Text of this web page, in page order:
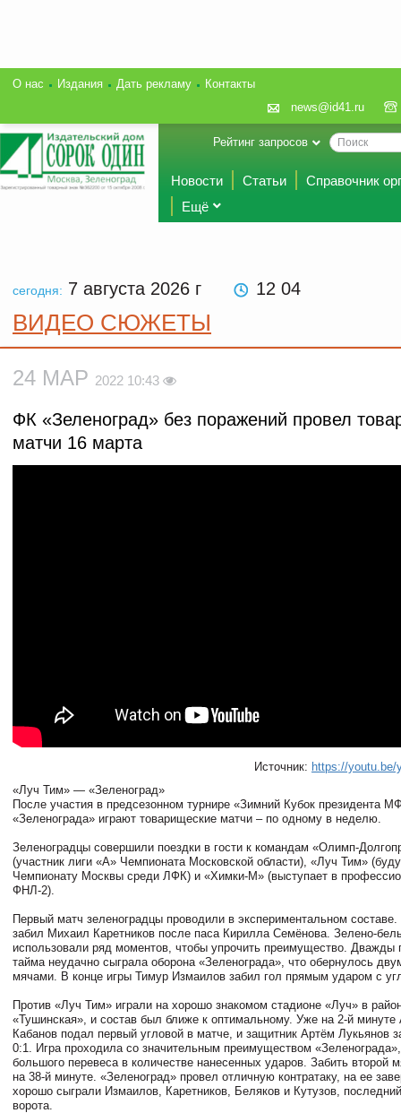
О нас Издания Дать рекламу
Контакты
news@id41.ru
Рейтинг запросов
Новости Статьи
Справочник
Ещё
сегодня: 7 августа 2026 г 12 04
ВИДЕО СЮЖЕТЫ
24 МАР 2022 10:43
ФК «Зеленоград» без поражений провел
матчи 16 марта
Источник: https://youtu.be/
«Луч Тим» — «Зеленоград»
После участия в предсезонном турнире «Зимний Кубок президента
«Зеленограда» играют товарищеские матчи – по одному в неделю.
Зеленоградцы совершили поездки в гости к командам «Олимп-
(участник лиги «А» Чемпионата Московской области), «Луч Тим»
Чемпионату Москвы среди ЛФК) и «Химки-М» (выступает в
ФНЛ-2).
Первый матч зеленоградцы проводили в экспериментальном
забил Михаил Каретников после паса Кирилла Семёнова. Зелено-
использовали ряд моментов, чтобы упрочить преимущество. Дважды
тайма неудачно сыграла оборона «Зеленограда», что обернулось
мячами. В конце игры Тимур Измаилов забил гол прямым ударом с
Против «Луч Тим» играли на хорошо знакомом стадионе «Луч» в
«Тушинская», и состав был ближе к оптимальному. Уже на 2-й минуте
Кабанов подал первый угловой в матче, и защитник Артём Лукьянов
0:1. Игра проходила со значительным преимуществом
большого перевеса в количестве нанесенных ударов. Забить второй
на 38-й минуте. «Зеленоград» провел отличную контратаку, на ее
хорошо сыграли Измаилов, Каретников, Беляков и Кутузов,
ворота.